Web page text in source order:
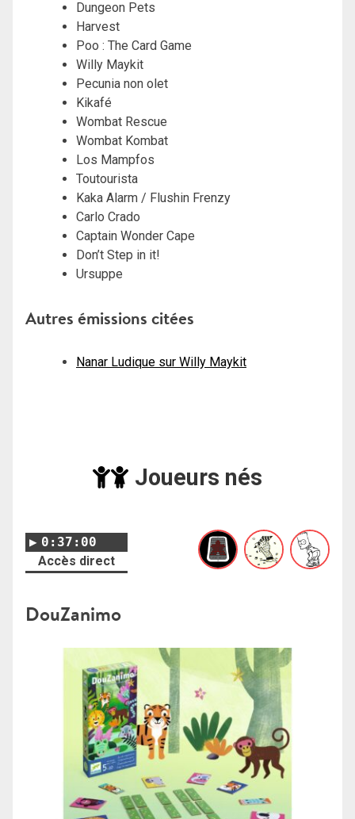
Dungeon Pets
Harvest
Poo : The Card Game
Willy Maykit
Pecunia non olet
Kikafé
Wombat Rescue
Wombat Kombat
Los Mampfos
Toutourista
Kaka Alarm / Flushin Frenzy
Carlo Crado
Captain Wonder Cape
Don’t Step in it!
Ursuppe
Autres émissions citées
Nanar Ludique sur Willy Maykit
Joueurs nés
0:37:00
Accès direct
DouZanimo